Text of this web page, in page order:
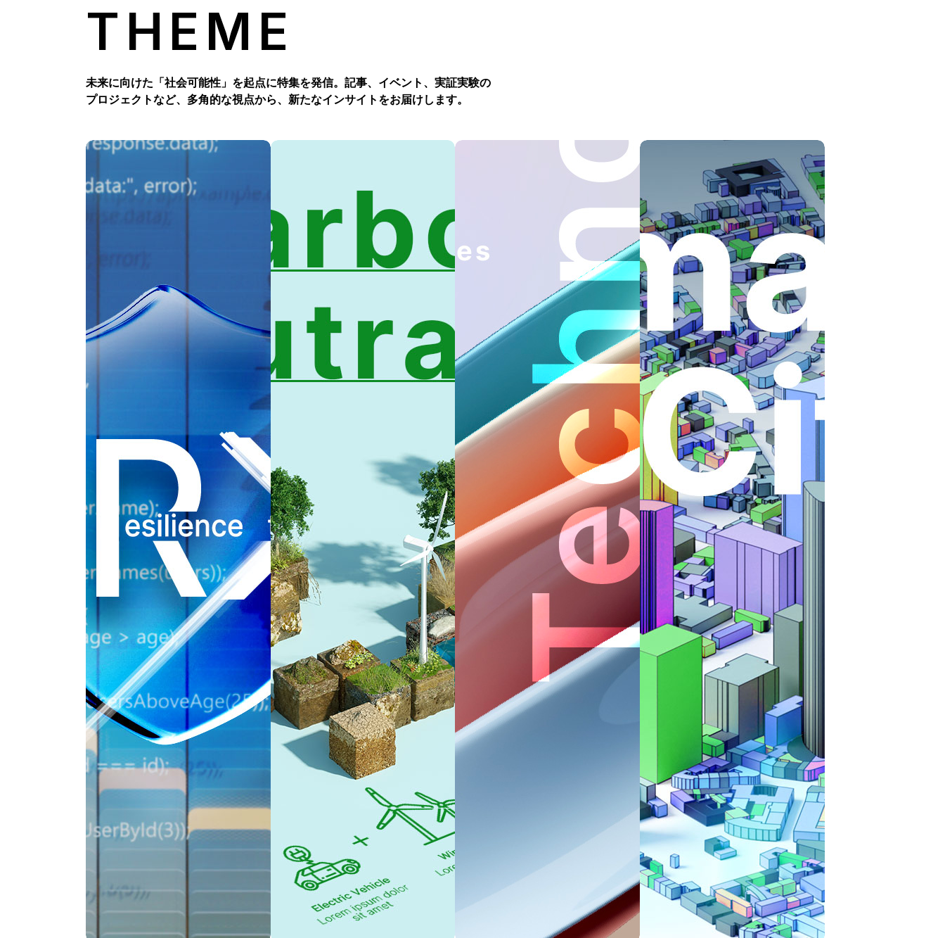
THEME
未来に向けた「社会可能性」を起点に特集を発信。記事、イベント、実証実験の
プロジェクトなど、多角的な視点から、新たなインサイトをお届けします。